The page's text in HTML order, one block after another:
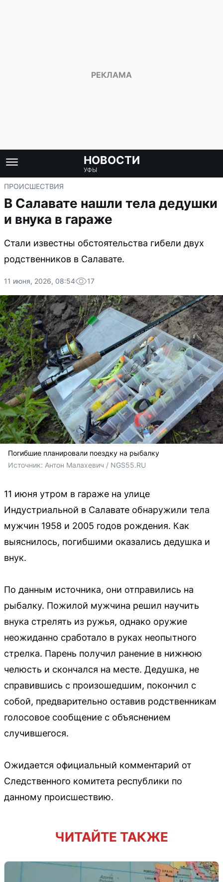
НОВОСТИ
УФЫ
ПРОИСШЕСТВИЯ
В Салавате нашли тела дедушки
и внука в гараже
Стали известны обстоятельства гибели двух
родственников в Салавате.
11 июня, 2026, 08:54 17
Погибшие планировали поездку на рыбалку
Источник: Антон Малахевич / NGS55.RU
11 июня утром в гараже на улице
Индустриальной в Салавате обнаружили тела
мужчин 1958 и 2005 годов рождения. Как
выяснилось, погибшими оказались дедушка и
внук.
По данным источника, они отправились на
рыбалку. Пожилой мужчина решил научить
внука стрелять из ружья, однако оружие
неожиданно сработало в руках неопытного
стрелка. Парень получил ранение в нижнюю
челюсть и скончался на месте. Дедушка, не
справившись с произошедшим, покончил с
собой, предварительно оставив родственникам
голосовое сообщение с объяснением
случившегося.
Ожидается официальный комментарий от
Следственного комитета республики по
данному происшествию.
ЧИТАЙТЕ ТАКЖЕ